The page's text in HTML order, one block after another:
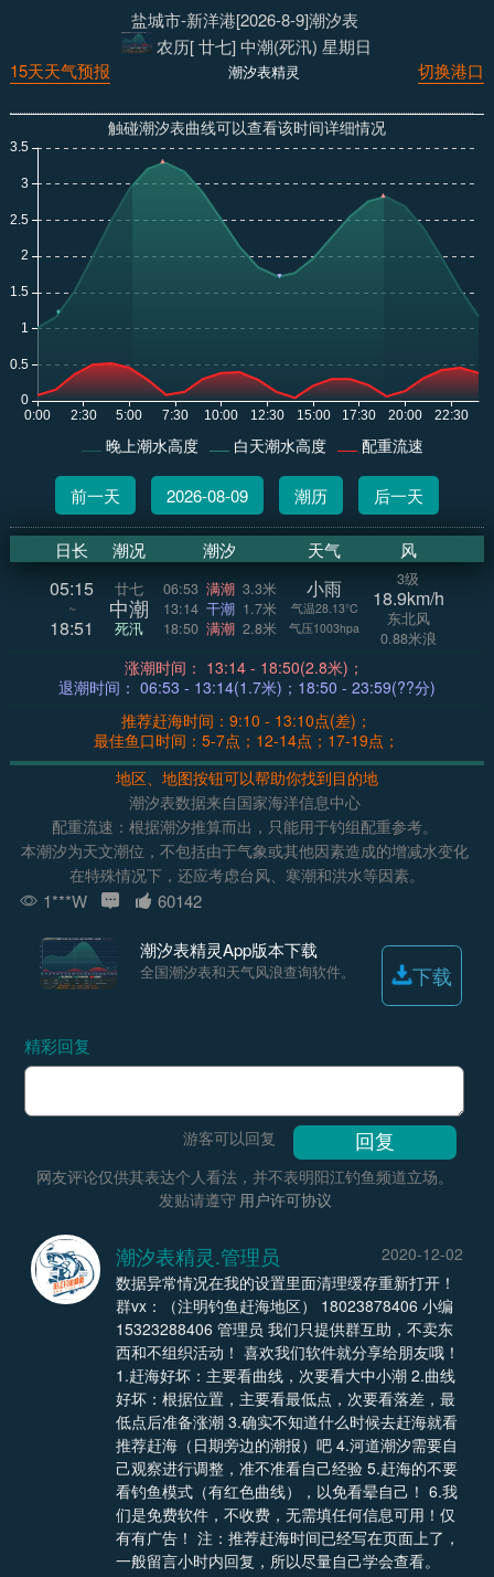
盐城市-新洋港[2026-8-9]潮汐表
农历[ 廿七] 中潮(死汛) 星期日
切换港口
潮汐表精灵
15天天气预报
触碰潮汐表曲线可以查看该时间详细情况
晚上潮水高度 白天潮水高度 配重流速
前一天 2026-08-09 潮历 后一天
日长 潮况 潮汐 天气 风
05:15
~
18:51
廿七
中潮
死汛
06:53 满潮 3.3米
13:14 干潮 1.7米
18:50 满潮 2.8米
小雨
气温28.13°C
气压1003hpa
3级
18.9km/h
东北风
0.88米浪
涨潮时间： 13:14 - 18:50(2.8米)；
退潮时间： 06:53 - 13:14(1.7米)；18:50 - 23:59(??分)
推荐赶海时间：9:10 - 13:10点(差)；
最佳鱼口时间：5-7点；12-14点；17-19点；
地区、地图按钮可以帮助你找到目的地
潮汐表数据来自国家海洋信息中心
配重流速：根据潮汐推算而出，只能用于钓组配重参考。
本潮汐为天文潮位，不包括由于气象或其他因素造成的增减水变化
在特殊情况下，还应考虑台风、寒潮和洪水等因素。
1***W 60142
潮汐表精灵App版本下载
全国潮汐表和天气风浪查询软件。 下载
精彩回复
游客可以回复
网友评论仅供其表达个人看法，并不表明阳江钓鱼频道立场。
发贴请遵守 用户许可协议
潮汐表精灵.管理员
2020-12-02
数据异常情况在我的设置里面清理缓存重新打开！
群vx：（注明钓鱼赶海地区） 18023878406 小编
15323288406 管理员 我们只提供群互助，不卖东
西和不组织活动！ 喜欢我们软件就分享给朋友哦！
1.赶海好坏：主要看曲线，次要看大中小潮 2.曲线
好坏：根据位置，主要看最低点，次要看落差，最
低点后准备涨潮 3.确实不知道什么时候去赶海就看
推荐赶海（日期旁边的潮报）吧 4.河道潮汐需要自
己观察进行调整，准不准看自己经验 5.赶海的不要
看钓鱼模式（有红色曲线），以免看晕自己！ 6.我
们是免费软件，不收费，无需填任何信息可用！仅
有有广告！ 注：推荐赶海时间已经写在页面上了，
一般留言小时内回复，所以尽量自己学会查看。